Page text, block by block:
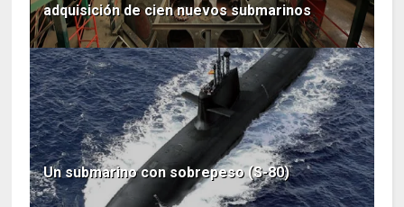
adquisición de cien nuevos submarinos
Un submarino con sobrepeso (S-80)